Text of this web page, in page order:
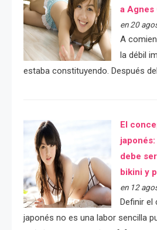
a Agnes
en 20
A
la débil
estaba constituyendo. Después
El
debe
bikini y
en 12
Definir el
japonés no es una labor sencilla